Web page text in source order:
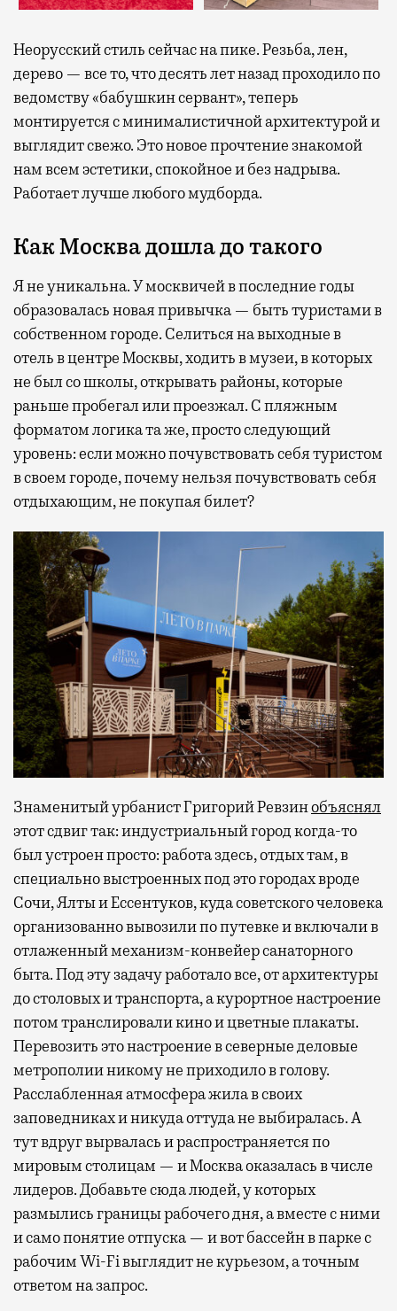
Неорусский стиль сейчас на пике. Резьба, лен,
дерево — все то, что десять лет назад проходило по
ведомству «бабушкин сервант», теперь
монтируется с минималистичной архитектурой и
выглядит свежо. Это новое прочтение знакомой
нам всем эстетики, спокойное и без надрыва.
Работает лучше любого мудборда.
Как Москва дошла до такого
Я не уникальна. У москвичей в последние годы
образовалась новая привычка — быть туристами в
собственном городе. Селиться на выходные в
отель в центре Москвы, ходить в музеи, в которых
не был со школы, открывать районы, которые
раньше пробегал или проезжал. С пляжным
форматом логика та же, просто следующий
уровень: если можно почувствовать себя туристом
в своем городе, почему нельзя почувствовать себя
отдыхающим, не покупая билет?
Знаменитый урбанист Григорий Ревзинобъяснял
этот сдвиг так: индустриальный город когда-то
был устроен просто: работа здесь, отдых там, в
специально выстроенных под это городах вроде
Сочи, Ялты и Ессентуков, куда советского человека
организованно вывозили по путевке и включали в
отлаженный механизм-конвейер санаторного
быта. Под эту задачу работало все, от архитектуры
до столовых и транспорта, а курортное настроение
потом транслировали кино и цветные плакаты.
Перевозить это настроение в северные деловые
метрополии никому не приходило в голову.
Расслабленная атмосфера жила в своих
заповедниках и никуда оттуда не выбиралась. А
тут вдруг вырвалась и распространяется по
мировым столицам — и Москва оказалась в числе
лидеров. Добавьте сюда людей, у которых
размылись границы рабочего дня, а вместе с ними
и само понятие отпуска — и вот бассейн в парке с
рабочим Wi-Fi выглядит не курьезом, а точным
ответом на запрос.